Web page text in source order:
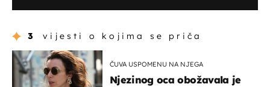
3 vijesti o kojima se priča
ČUVA USPOMENU NA NJEGA
Njezinog oca obožavala je